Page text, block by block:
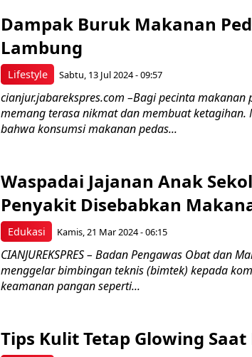
Lifestyle
Dampak Buruk Makanan
Lambung
Sabtu, 13 Jul 2024 - 09:57
cianjur.jabarekspres.com –Bagi pecinta makanan
memang terasa nikmat dan membuat ketagihan.
bahwa konsumsi makanan pedas...
Edukasi
Waspadai Jajanan Anak
Penyakit Disebabkan
Kamis, 21 Mar 2024 - 06:15
CIANJUREKSPRES – Badan Pengawas Obat dan
menggelar bimbingan teknis (bimtek) kepada
keamanan pangan seperti...
Tips Kulit Tetap Glowing Saat